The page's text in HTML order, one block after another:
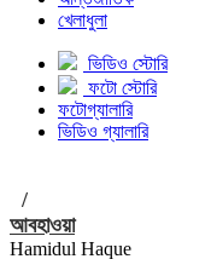
খেলাধুলা
ভিডিও স্টোরি
ফটো স্টোরি
ফটোগ্যালারি
ভিডিও গ্যালারি
/
আবহাওয়া
Hamidul Haque